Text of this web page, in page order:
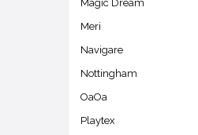
Magic Dream
Meri
Navigare
Nottingham
OaOa
Playtex